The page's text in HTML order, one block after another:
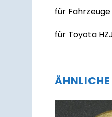
für
für Toyota